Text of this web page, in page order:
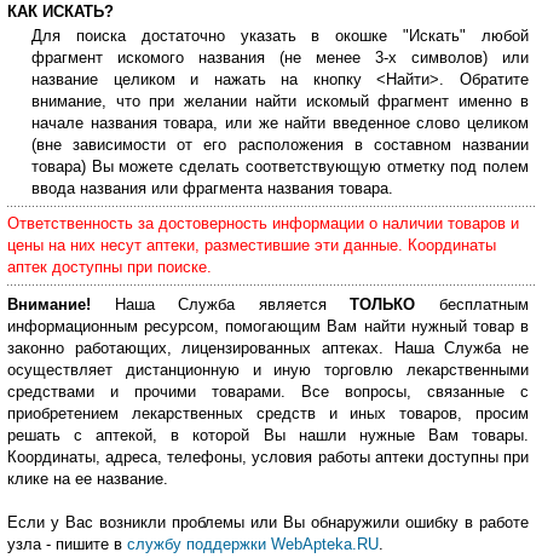
КАК ИСКАТЬ?
Для поиска достаточно указать в окошке "Искать" любой
фрагмент искомого названия (не менее 3-х символов) или
название целиком и нажать на кнопку <Найти>. Обратите
внимание, что при желании найти искомый фрагмент именно в
начале названия товара, или же найти введенное слово целиком
(вне зависимости от его расположения в составном названии
товара) Вы можете сделать соответствующую отметку под полем
ввода названия или фрагмента названия товара.
Ответственность за достоверность информации о наличии товаров и
цены на них несут аптеки, разместившие эти данные. Координаты
аптек доступны при поиске.
Внимание! Наша Служба являетсяТОЛЬКО бесплатным
информационным ресурсом, помогающим Вам найти нужный товар в
законно работающих, лицензированных аптеках. Наша Служба не
осуществляет дистанционную и иную торговлю лекарственными
средствами и прочими товарами. Все вопросы, связанные с
приобретением лекарственных средств и иных товаров, просим
решать с аптекой, в которой Вы нашли нужные Вам товары.
Координаты, адреса, телефоны, условия работы аптеки доступны при
клике на ее название.
Если у Вас возникли проблемы или Вы обнаружили ошибку в работе
узла - пишите в службу поддержки WebApteka.RU